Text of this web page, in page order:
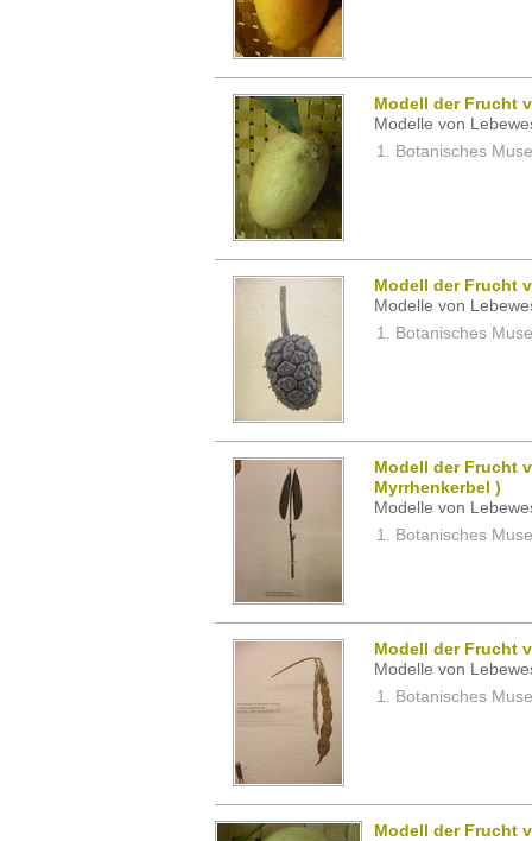
Modell der Frucht
Modelle von
Botanisches
Modell der Frucht
Modelle von
Botanisches
Modell der Frucht
Myrrhenkerbel )
Modelle von
Botanisches
Modell der Frucht
Modelle von
Botanisches
Modell der Frucht